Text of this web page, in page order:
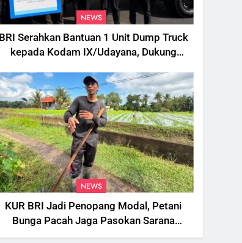
NEWS
BRI Serahkan Bantuan 1 Unit Dump Truck
kepada Kodam IX/Udayana, Dukung
NEWS
KUR BRI Jadi Penopang Modal, Petani
Bunga Pacah Jaga Pasokan Sarana
Upacara di Tengah Fluktuasi Harga dan